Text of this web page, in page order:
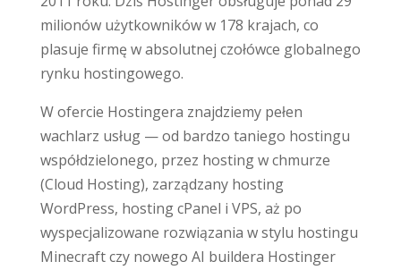
milionów użytkowników w 178 krajach, co
plasuje firmę w absolutnej czołówce globalnego
rynku hostingowego.
W ofercie Hostingera znajdziemy pełen
wachlarz usług — od bardzo taniego hostingu
współdzielonego, przez hosting w chmurze
(Cloud Hosting), zarządzany hosting
WordPress, hosting cPanel i VPS, aż po
wyspecjalizowane rozwiązania w stylu hostingu
Minecraft czy nowego AI buildera Hostinger